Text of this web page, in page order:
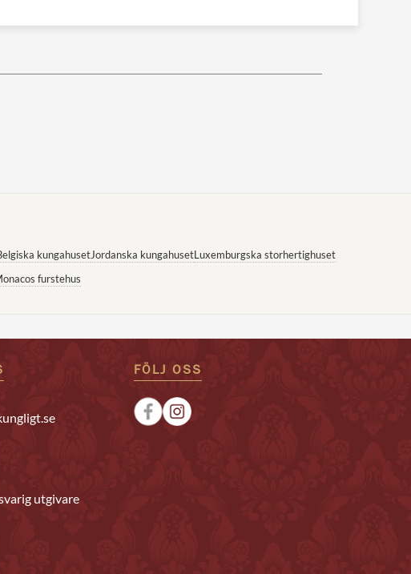
kungahusetJordanska kungahusetLuxemburgska storhertighuset
furstehus
utgivare
FÖLJ OSS